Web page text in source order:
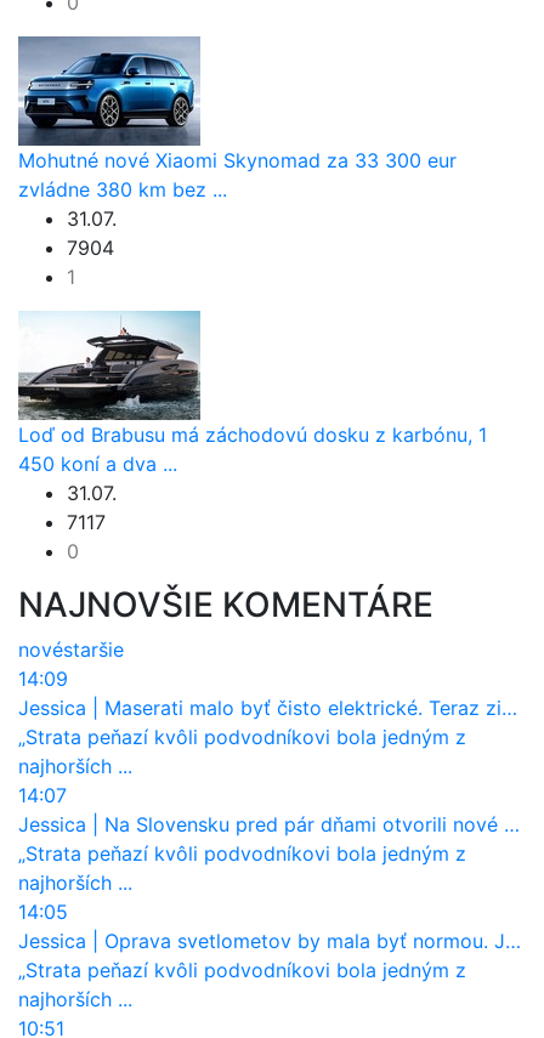
Mohutné nové Xiaomi Skynomad za 33 300 eur
zvládne 380 km bez ...
31.07.
7904
1
Loď od Brabusu má záchodovú dosku z karbónu, 1
450 koní a dva ...
31.07.
7117
0
NAJNOVŠIE KOMENTÁRE
novéstaršie
14:09
Jessica
Maserati malo byť čisto elektrické. Teraz zisťuje, že potrebuje nový osemvalcový motor
„Strata peňazí kvôli podvodníkovi bola jedným z
najhorších ...
14:07
Jessica
Na Slovensku pred pár dňami otvorili nové mosty, ktoré to sú?
„Strata peňazí kvôli podvodníkovi bola jedným z
najhorších ...
14:05
Jessica
Oprava svetlometov by mala byť normou. Jeden nový dnes stojí priemerne 1251 eur!
„Strata peňazí kvôli podvodníkovi bola jedným z
najhorších ...
10:51